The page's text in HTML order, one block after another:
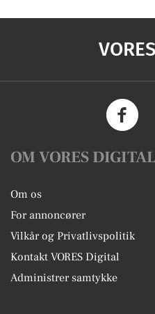
VORES
OM VORES DIGITAL
Om os
For annoncører
Vilkår og Privatlivspolitik
Kontakt VORES Digital
Administrer samtykke